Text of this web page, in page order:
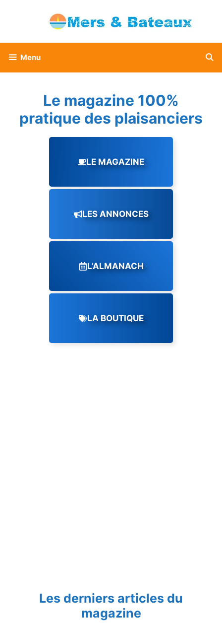
Menu
Le magazine 100%
pratique des plaisanciers
LE MAGAZINE
LES ANNONCES
L’ALMANACH
LA BOUTIQUE
Les derniers articles du
magazine